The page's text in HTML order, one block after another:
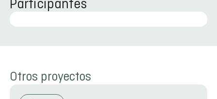
Participantes
Otros proyectos